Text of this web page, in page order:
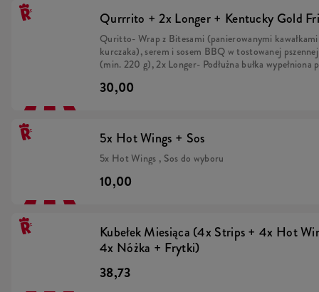
Qurrrito + 2x Longer + Kentucky Gold
Quritto- Wrap z Bitesami (panierowanymi
kurczaka), serem i sosem BBQ w tostowanej
(min. 220 g), 2x Longer- Podłużna bułka wypełniona
oraz odrobiną ketchupu (min. 115 g/ szt.), Duża
30,00
5x Hot Wings + Sos
5x Hot Wings , Sos do wyboru
10,00
Kubełek Miesiąca (4x Strips + 4x Hot
4x Nóżka + Frytki)
38,73